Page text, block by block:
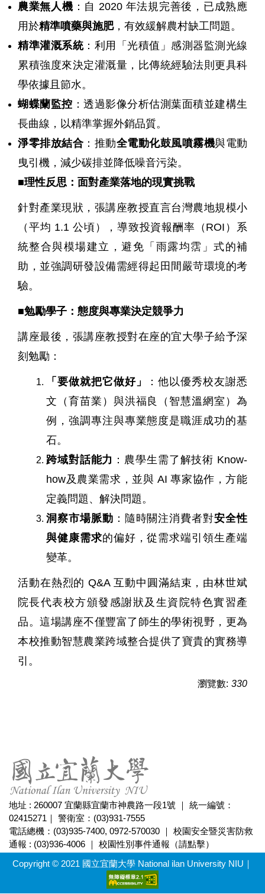
農業無人機 ：自 2020 年法規完善後，已成熟應
用於精準噴藥與施肥，有效緩解農村缺工問題。
精準灌溉系統：利用「光積值」感測器監測光線
累積強度來決定灌溉量，比傳統經驗法則更具科
學依據且節水。
蝴蝶蘭監控 ：透過影像分析估測葉面積並建構生
長曲線，以精準掌握外銷品質。
淨零排放結合 ：推動全電動化鼓風噴霧機與電動
曳引機，減少碳排並降低噪音污染。
■理性反思：面對產業落地的現實挑戰
針對產業現狀，張講座教授直言台灣農地規模小
（平均 1.1 公頃），導致投資報酬率（ ROI ）系
統整合與模場建立，避免「雨露均霑」式的補
助，並強調研發設備需經得起田間嚴苛環境的考
驗。
■勉勵學子：態度與專業決定競爭力
講座最後，張講座教授對在座的宜大學子給予深
刻勉勵：
「要做就把它做好」
：他以優秀校友謝悉
文（育苗業）與洪福良（智慧溫網室）為
例，強調專注與專業態度是職涯成功的基
石。
跨域對話能力 ：農學生需了解技術 Know-
how及農業需求，並與 AI專家協作，方能
定義問題、解決問題。
洞察市場脈動 ：隨時關注消費者對安全性
與健康需求的偏好，從需求端引領生產端
變革。
活動在熱烈的 Q&A互動中圓滿結束，由林世斌
院長代表校方頒發感謝狀及生資院特色實習產
品。這場講座不僅豐富了師生的學術視野，更為
本校推動智慧農業跨域整合提供了寶貴的實務導
引。
瀏覽數: 330
地址 : 260007 宜蘭縣宜蘭市神農路一段1號 ｜ 統一編號：
02415271｜ 警衛室：(03)931-7555
電話總機：(03)935-7400, 0972-570030 ｜ 校園安全暨災害防救
通報 : (03)936-4006 ｜ 校園性別事件通報（請點擊）
Copyright © 2021 國立宜蘭大學 National ilan University NIU｜